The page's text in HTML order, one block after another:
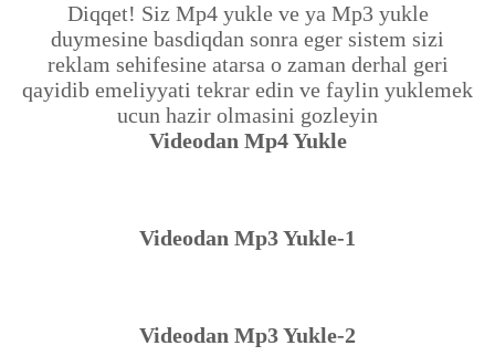
Diqqet! Siz Mp4 yukle ve ya Mp3 yukle
duymesine basdiqdan sonra eger sistem sizi
reklam sehifesine atarsa o zaman derhal geri
qayidib emeliyyati tekrar edin ve faylin yuklemek
ucun hazir olmasini gozleyin
Videodan Mp4 Yukle
Videodan Mp3 Yukle-1
Videodan Mp3 Yukle-2